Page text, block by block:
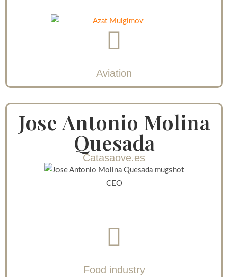
Aviation
Jose Antonio Molina
Quesada
Catasaove.es
CEO
Food industry